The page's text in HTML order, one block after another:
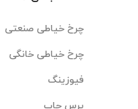
چرخ خیاطی صنعتی
چرخ خیاطی خانگی
فیوزینگ
پرس چاپ